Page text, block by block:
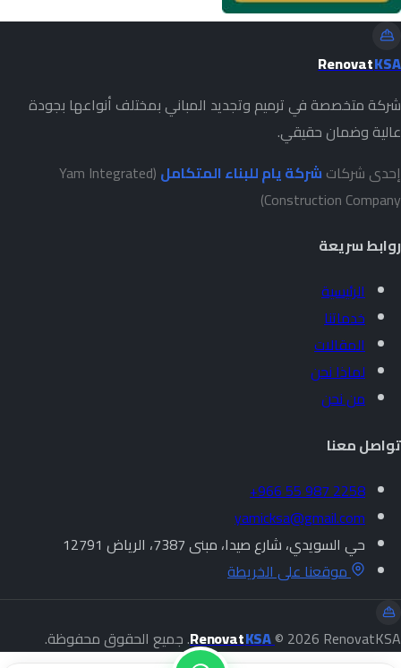
RenovatKSA
شركة متخصصة في ترميم وتجديد المباني بمختلف أنواعها بجودة
عالية وضمان حقيقي.
إحدى شركاتشركة يام للبناء المتكامل (Yam Integrated
Construction Company)
روابط سريعة
الرئيسية
خدماتنا
المقالات
لماذا نحن
من نحن
تواصل معنا
+966 55 987 2258
yamicksa@gmail.com
حي السويدي، شارع صيدا، مبنى 7387، الرياض 12791
موقعنا على الخريطة
RenovatKSA© 2026 RenovatKSA. جميع الحقوق محفوظة.